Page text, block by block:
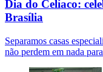
Dia do Celíaco:
Brasília
Separamos casas
não perdem em nada